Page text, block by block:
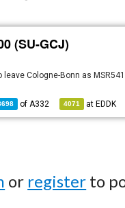
(SU-GCJ)
leave Cologne-Bonn as
ofA332 4071 at EDDK
or register to